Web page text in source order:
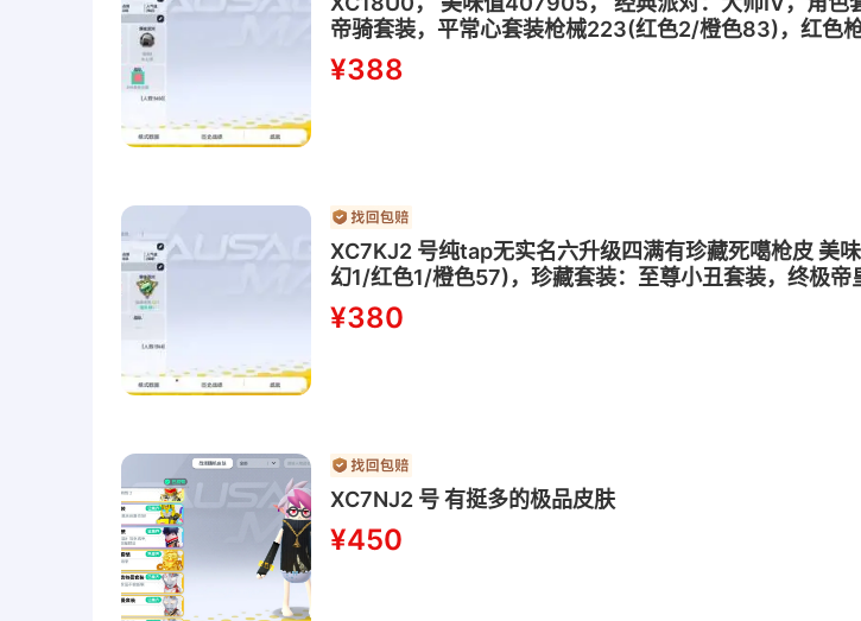
帝骑套装，平常心套装枪械223(红色2/橙色83)，红色
¥388
XC7KJ2 号纯tap无实名六升级四满有珍藏死噶枪皮
幻1/红色1/橙色57)，珍藏套装：至尊小丑套装，终极
天大圣套装枪械214(梦幻1/红色5/橙色81)，梦幻枪械
悖论，M416-绯红凝视，PP-19-穿梭时空，UMP9-焚焰
¥380
XC7NJ2 号 有挺多的极品皮肤
¥450